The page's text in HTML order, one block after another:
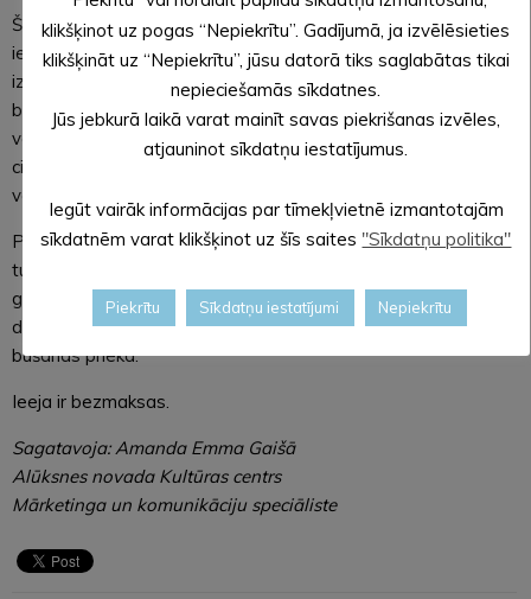
Šis pasākums būs ne tikai muzikāls piedzīvojums, bet arī
iespēja senioriem tikties, dalīties pieredzēs un vienkārši
izbaudīt pozitīvu atmosfēru. Kultūras centrs, kas jau izsenis ir
bijusi tikšanās vieta dažādu paaudžu un interešu pārstāvjiem,
vēlreiz atver savas durvis, lai dāvātu svētkus senioriem –
cilvēkiem, kuri savā dzīvē ienes tik daudz dzīves gudrības un
vērtību.
Pasākuma organizatori aicina ikvienu senioru un viņu
tuviniekus uz šo īpašo dienu, kurā mūzika un sirsnība būs
galvenie svētku elementi. Svinēsim rudeni un dzīves svētku
dienu kopā, atrodot krāsu bagātību mūzikas skaņās un kopā
būšanas priekā.
Ieeja ir bezmaksas.
Sagatavoja: Amanda Emma Gaišā
Alūksnes novada Kultūras centrs
Mārketinga un komunikāciju speciāliste
klikšķinot uz pogas “Nepiekrītu”. Gadījumā, ja izvēlēsieties
klikšķināt uz “Nepiekrītu”, jūsu datorā tiks saglabātas tikai
nepieciešamās sīkdatnes.
Jūs jebkurā laikā varat mainīt savas piekrišanas izvēles,
atjauninot sīkdatņu iestatījumus.
Iegūt vairāk informācijas par tīmekļvietnē izmantotajām
sīkdatnēm varat klikšķinot uz šīs saites "Sīkdatņu politika"
Piekrītu Sīkdatņu iestatījumi Nepiekrītu